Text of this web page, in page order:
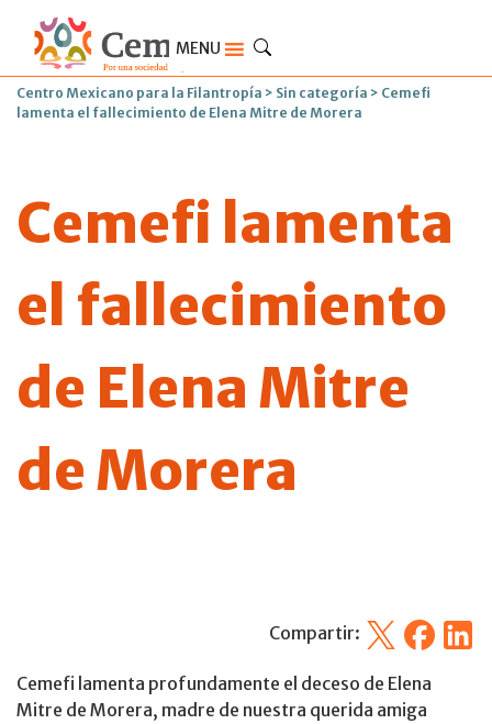
MENU
Centro Mexicano para la Filantropía > Sin categoría > Cemefi
lamenta el fallecimiento de Elena Mitre de Morera
Cemefi lamenta
el fallecimiento
de Elena Mitre
de Morera
Compartir: X Facebook
Cemefi lamenta profundamente el deceso de Elena
Mitre de Morera, madre de nuestra querida amiga